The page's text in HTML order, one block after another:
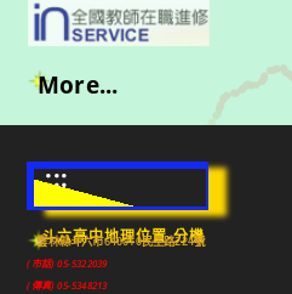
More...
:::
斗六高中地理位置-分機
雲林縣斗六市640010民生路224號
(市話) 05-5322039
(傳真) 05-5348213